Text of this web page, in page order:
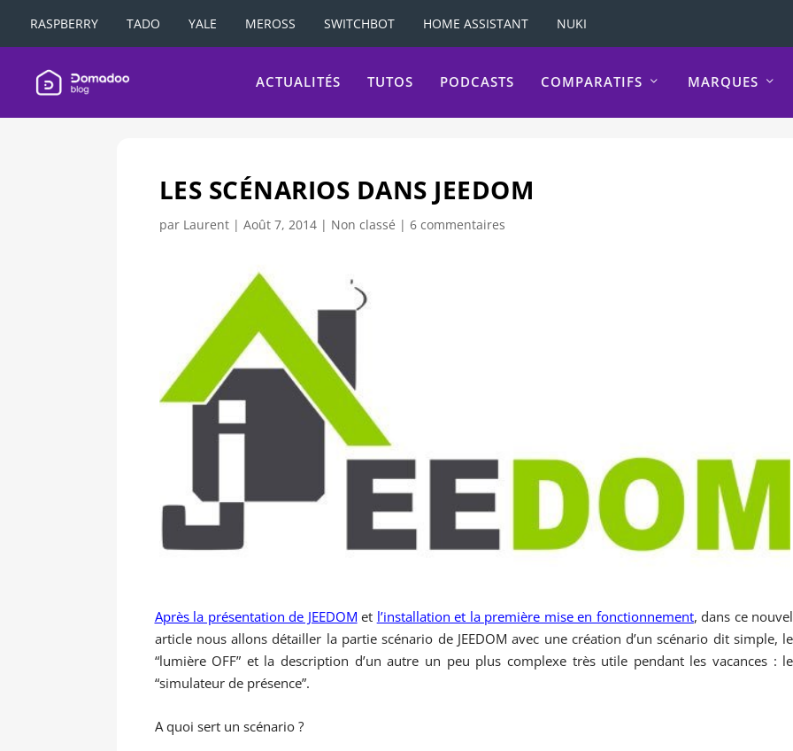
RASPBERRY TADO YALE MEROSS SWITCHBOT HOME ASSISTANT NUKI
ACTUALITÉS TUTOS PODCASTS COMPARATIFS MARQUES
LES SCÉNARIOS DANS JEEDOM
par Laurent| Août 7, 2014| Non classé | 6 commentaires
Après la présentation de JEEDOM et l’installation et la première mise en fonctionnement, dans ce nouvel
article nous allons détailler la partie scénario de JEEDOM avec une création d’un scénario dit simple, le
“lumière OFF” et la description d’un autre un peu plus complexe très utile pendant les vacances : le
“simulateur de présence”.
A quoi sert un scénario ?